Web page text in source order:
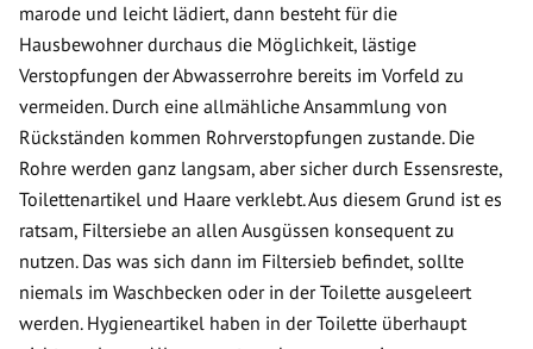
marode und leicht lädiert, dann besteht für die
Hausbewohner durchaus die Möglichkeit, lästige
Verstopfungen der Abwasserrohre bereits im Vorfeld zu
vermeiden. Durch eine allmähliche Ansammlung von
Rückständen kommen Rohrverstopfungen zustande. Die
Rohre werden ganz langsam, aber sicher durch Essensreste,
Toilettenartikel und Haare verklebt. Aus diesem Grund ist es
ratsam, Filtersiebe an allen Ausgüssen konsequent zu
nutzen. Das was sich dann im Filtersieb befindet, sollte
niemals im Waschbecken oder in der Toilette ausgeleert
werden. Hygieneartikel haben in der Toilette überhaupt